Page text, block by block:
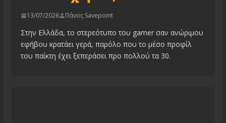
13/07/2026 Πάνος Savepoint
Στην Ελλάδα, το στερεότυπο του gamer σαν ανώριμου
εφήβου κρατάει γερά, παρόλο που το μέσο προφίλ
του παίκτη έχει ξεπεράσει προ πολλού τα 30.